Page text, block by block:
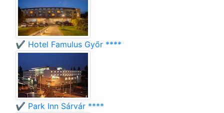
✔️ Hotel Famulus Győr ****
✔️ Park Inn Sárvár ****